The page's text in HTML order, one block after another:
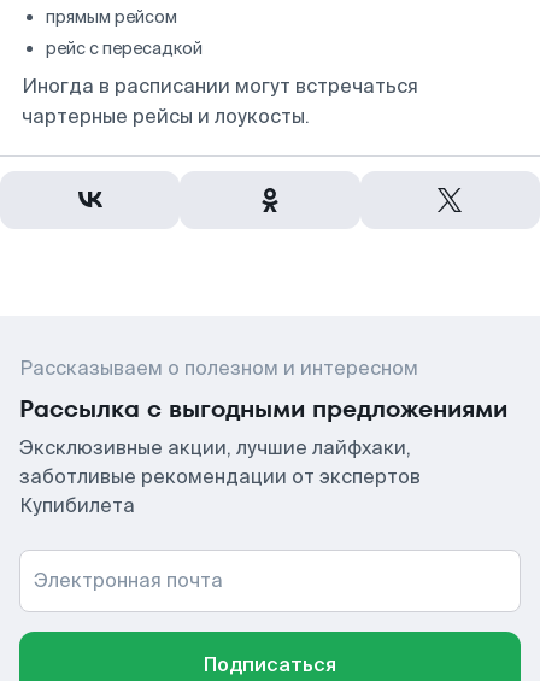
прямым рейсом
рейс с пересадкой
Иногда в расписании могут встречаться
чартерные рейсы и лоукосты.
Рассказываем о полезном и интересном
Рассылка с выгодными предложениями
Эксклюзивные акции, лучшие лайфхаки,
заботливые рекомендации от экспертов
Купибилета
Электронная почта
Подписаться